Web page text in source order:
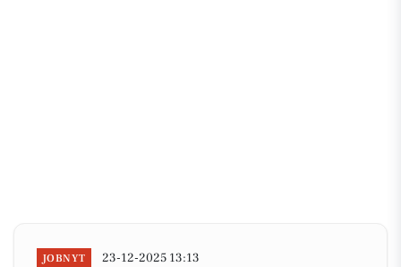
JOBNYT 23-12-2025 13:13